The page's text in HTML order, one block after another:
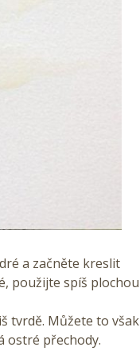
a začněte kreslit
použijte spíš plochou
tvrdě. Můžete to však
ostré přechody.